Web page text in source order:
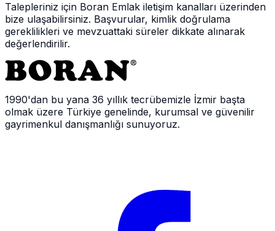
Talepleriniz için Boran Emlak iletişim kanalları üzerinden
bize ulaşabilirsiniz. Başvurular, kimlik doğrulama
gereklilikleri ve mevzuattaki süreler dikkate alınarak
değerlendirilir.
1990'dan bu yana 36 yıllık tecrübemizle İzmir başta
olmak üzere Türkiye genelinde, kurumsal ve güvenilir
gayrimenkul danışmanlığı sunuyoruz.